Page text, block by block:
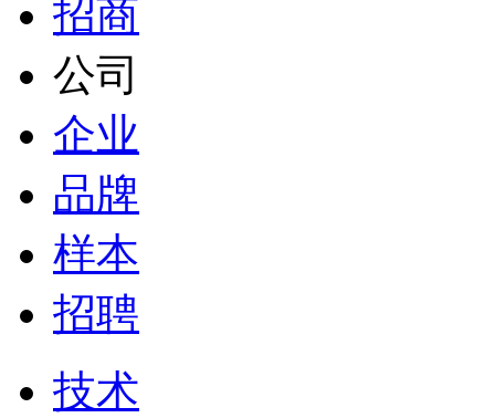
招商
公司
企业
品牌
样本
招聘
技术